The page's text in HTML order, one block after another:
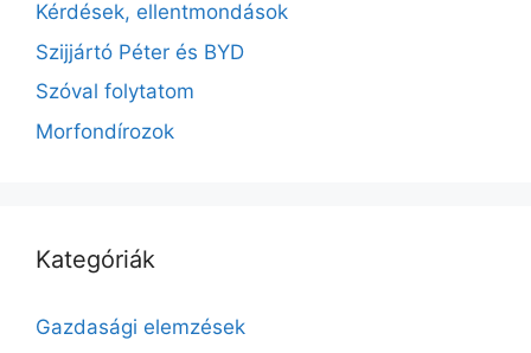
Kérdések, ellentmondások
Szijjártó Péter és BYD
Szóval folytatom
Morfondírozok
Kategóriák
Gazdasági elemzések